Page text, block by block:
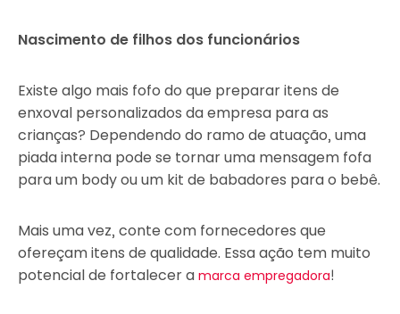
Nascimento de filhos dos funcionários
Existe algo mais fofo do que preparar itens de
enxoval personalizados da empresa para as
crianças? Dependendo do ramo de atuação, uma
piada interna pode se tornar uma mensagem fofa
para um body ou um kit de babadores para o bebê.
Mais uma vez, conte com fornecedores que
ofereçam itens de qualidade. Essa ação tem muito
potencial de fortalecer a marca empregadora!